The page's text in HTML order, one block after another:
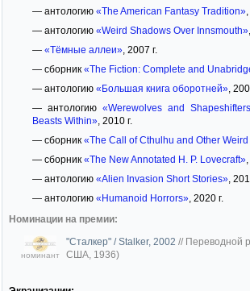
— антологию «The American Fantasy Tradition»,
— антологию «Weird Shadows Over Innsmouth»
— «Тёмные аллеи», 2007 г.
— сборник «The Fiction: Complete and
— антологию «Большая книга оборотней»,
— антологию«Werewolves and
Beasts Within», 2010 г.
— сборник «The Call of Cthulhu and Other Weird
— сборник «The New Annotated H. P. Lovecraft»,
— антологию «Alien Invasion Short Stories»,
— антологию «Humanoid Horrors», 2020 г.
Номинации на премии:
номинант
"Сталкер" / Stalker, 2002 // Переводной
США, 1936)